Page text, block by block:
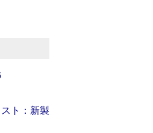
ト：新製